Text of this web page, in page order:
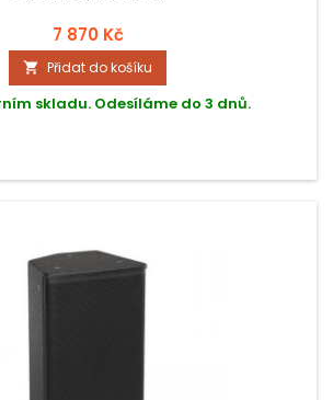
7 870 Kč
 Přidat do košíku
skladu. Odesíláme do 3 dnů.